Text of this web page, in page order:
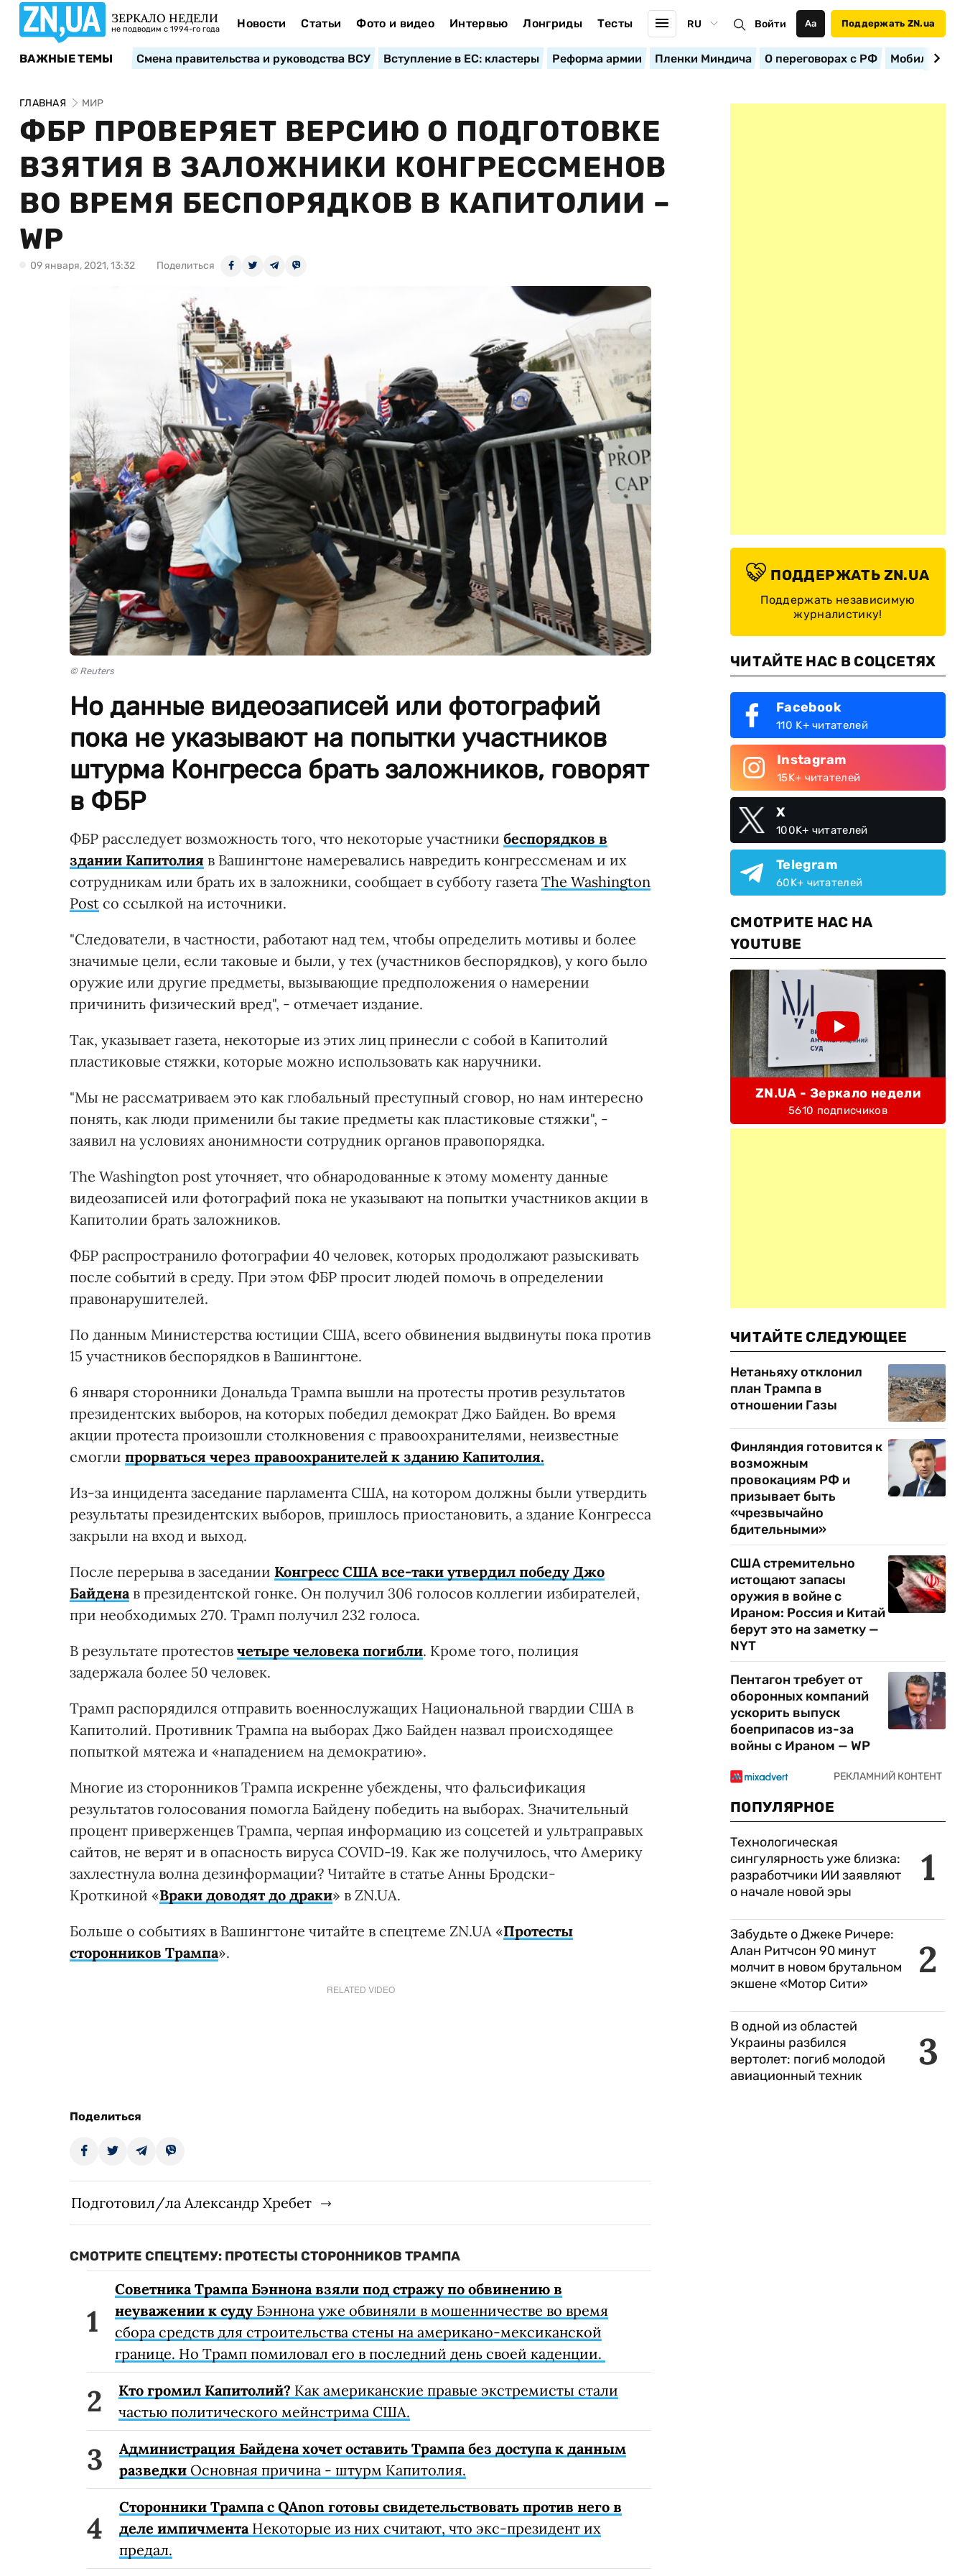
ЗЕРКАЛО НЕДЕЛИ
не подводим с 1994-го года Новости Статьи Фото и видео Интервью Лонгриды Тесты RU Войти Аа Поддержать ZN.ua
ВАЖНЫЕ ТЕМЫ Смена правительства и руководства ВСУ Вступление в ЕС: кластеры Реформа армии Пленки Миндича О переговорах с РФ
ГЛАВНАЯ МИР
ФБР ПРОВЕРЯЕТ ВЕРСИЮ О ПОДГОТОВКЕ
ВЗЯТИЯ В ЗАЛОЖНИКИ КОНГРЕССМЕНОВ
ВО ВРЕМЯ БЕСПОРЯДКОВ В КАПИТОЛИИ –
WP
09 января, 2021, 13:32 Поделиться
© Reuters
Но данные видеозаписей или фотографий
пока не указывают на попытки участников
штурма Конгресса брать заложников, говорят
в ФБР
ФБР расследует возможность того, что некоторые участники беспорядков в
здании Капитолия в Вашингтоне намеревались навредить конгрессменам и их
сотрудникам или брать их в заложники, сообщает в субботу газета The Washington
Post со ссылкой на источники.
"Следователи, в частности, работают над тем, чтобы определить мотивы и более
значимые цели, если таковые и были, у тех (участников беспорядков), у кого было
оружие или другие предметы, вызывающие предположения о намерении
причинить физический вред", - отмечает издание.
Так, указывает газета, некоторые из этих лиц принесли с собой в Капитолий
пластиковые стяжки, которые можно использовать как наручники.
"Мы не рассматриваем это как глобальный преступный сговор, но нам интересно
понять, как люди применили бы такие предметы как пластиковые стяжки", -
заявил на условиях анонимности сотрудник органов правопорядка.
The Washington post уточняет, что обнародованные к этому моменту данные
видеозаписей или фотографий пока не указывают на попытки участников акции в
Капитолии брать заложников.
ФБР распространило фотографии 40 человек, которых продолжают разыскивать
после событий в среду. При этом ФБР просит людей помочь в определении
правонарушителей.
По данным Министерства юстиции США, всего обвинения выдвинуты пока против
15 участников беспорядков в Вашингтоне.
6 января сторонники Дональда Трампа вышли на протесты против результатов
президентских выборов, на которых победил демократ Джо Байден. Во время
акции протеста произошли столкновения с правоохранителями, неизвестные
смогли прорваться через правоохранителей к зданию Капитолия.
Из-за инцидента заседание парламента США, на котором должны были утвердить
результаты президентских выборов, пришлось приостановить, а здание Конгресса
закрыли на вход и выход.
После перерыва в заседании Конгресс США все-таки утвердил победу Джо
Байдена в президентской гонке. Он получил 306 голосов коллегии избирателей,
при необходимых 270. Трамп получил 232 голоса.
В результате протестов четыре человека погибли. Кроме того, полиция
задержала более 50 человек.
Трамп распорядился отправить военнослужащих Национальной гвардии США в
Капитолий. Противник Трампа на выборах Джо Байден назвал происходящее
попыткой мятежа и «нападением на демократию».
Многие из сторонников Трампа искренне убеждены, что фальсификация
результатов голосования помогла Байдену победить на выборах. Значительный
процент приверженцев Трампа, черпая информацию из соцсетей и ультраправых
сайтов, не верят и в опасность вируса COVID-19. Как же получилось, что Америку
захлестнула волна дезинформации? Читайте в статье Анны Бродски-
Кроткиной «Враки доводят до драки» в ZN.UA.
Больше о событиях в Вашингтоне читайте в спецтеме ZN.UA «Протесты
сторонников Трампа».
RELATED VIDEO
Поделиться
Подготовил/ла Александр Хребет
СМОТРИТЕ СПЕЦТЕМУ: ПРОТЕСТЫ СТОРОННИКОВ ТРАМПА
Советника Трампа Бэннона взяли под стражу по обвинению в
неуважении к суду Бэннона уже обвиняли в мошенничестве во время
сбора средств для строительства стены на американо-мексиканской
границе. Но Трамп помиловал его в последний день своей каденции.
Кто громил Капитолий? Как американские правые экстремисты стали
частью политического мейнстрима США.
Администрация Байдена хочет оставить Трампа без доступа к данным
разведки Основная причина - штурм Капитолия.
Сторонники Трампа с QAnon готовы свидетельствовать против него в
деле импичмента Некоторые из них считают, что экс-президент их
предал.
ПОДДЕРЖАТЬ ZN.UA
Поддержать независимую
журналистику!
ЧИТАЙТЕ НАС В СОЦСЕТЯХ
Facebook
110 K+ читателей
Instagram
15K+ читателей
X
100K+ читателей
Telegram
60K+ читателей
СМОТРИТЕ НАС НА
YOUTUBE
ZN.UA - Зеркало недели
5610 подписчиков
ЧИТАЙТЕ СЛЕДУЮЩЕЕ
Нетаньяху отклонил
план Трампа в
отношении Газы
Финляндия готовится к
возможным
провокациям РФ и
призывает быть
«чрезвычайно
бдительными»
США стремительно
истощают запасы
оружия в войне с
Ираном: Россия и Китай
берут это на заметку —
NYT
Пентагон требует от
оборонных компаний
ускорить выпуск
боеприпасов из-за
войны с Ираном — WP
ПОПУЛЯРНОЕ
1
Технологическая
сингулярность уже близка:
разработчики ИИ заявляют
о начале новой эры
2
Забудьте о Джеке Ричере:
Алан Ритчсон 90 минут
молчит в новом брутальном
экшене «Мотор Сити»
3
В одной из областей
Украины разбился
вертолет: погиб молодой
авиационный техник